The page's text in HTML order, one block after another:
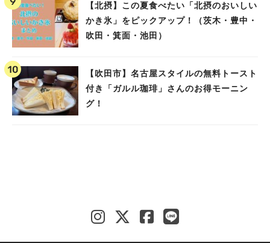
【北摂】この夏食べたい「北摂のおいしい
かき氷」をピックアップ！（茨木・豊中・
吹田・箕面・池田）
【吹田市】名古屋スタイルの無料トースト
付き「ガルル珈琲」さんのお得モーニン
グ！